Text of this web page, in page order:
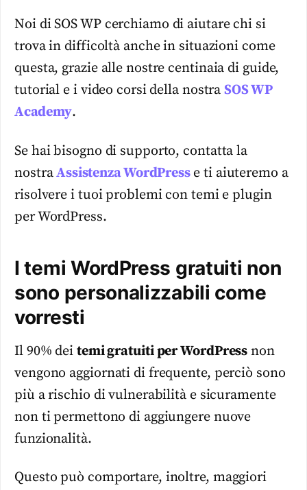
Noi di SOS WP cerchiamo di aiutare chi si
trova in difficoltà anche in situazioni come
questa, grazie alle nostre centinaia di guide,
tutorial e i video corsi della nostraSOS WP
Academy.
Se hai bisogno di supporto, contatta la
nostraAssistenza WordPresse ti aiuteremo a
risolvere i tuoi problemi con temi e plugin
per WordPress.
I temi WordPress gratuiti non
sono personalizzabili come
vorresti
Il 90% dei temi gratuiti per WordPress non
vengono aggiornati di frequente, perciò sono
più a rischio di vulnerabilità e sicuramente
non ti permettono di aggiungere nuove
funzionalità.
Questo può comportare, inoltre, maggiori